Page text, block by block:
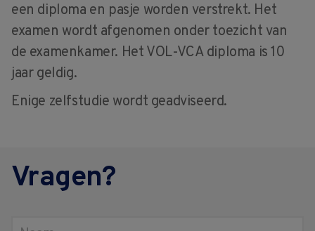
een diploma en pasje worden verstrekt. Het
examen wordt afgenomen onder toezicht van
de examenkamer. Het VOL-VCA diploma is 10
jaar geldig.
Enige zelfstudie wordt geadviseerd.
Vragen?